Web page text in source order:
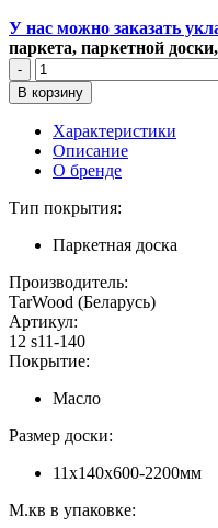
У нас можно заказать
паркета, паркетной
Характеристики
Описание
О бренде
Тип покрытия:
Паркетная доска
Производитель:
TarWood (Беларусь)
Артикул:
12 s11-140
Покрытие:
Масло
Размер доски:
11х140х600-2200мм
М.кв в упаковке: